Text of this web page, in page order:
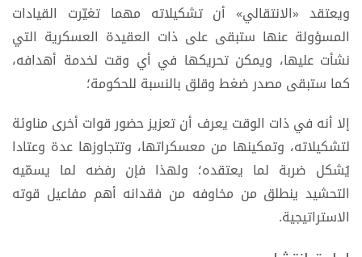
ويعتقد «الانتقالي» أن تشكيلاته مهما تغيّرت القيادات
المسؤولة عنها ستبقى على ذات العقيدة العسكرية التي
نشأت عليها، ويمكن تحريكها في أي وقت لخدمة أهدافه،
كما ستبقى مصدر ضغط وقلق بالنسبة للحكومة؛
إلا أنه في ذات الوقت يعرف أن تعزيز حضور قوات أخرى مناوئة
لتشكيلاته، وتمكينها من معسكراتها، وتتجاوزها عدة وعتادا
يُشكل ضربة لما يعتقده؛ ولهذا فإن رفضه لما يسمّيه
التحشيد ينطلق من مخاوفه من فقدانه أهم مفاعيل قوته
الاستراتيجية.